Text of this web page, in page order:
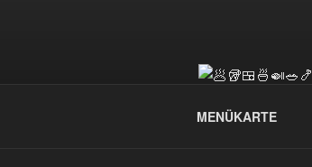
MENÜKARTE